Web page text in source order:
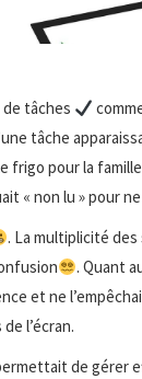
tâches
tâche
pour la
« non lu » pour
. La multiplicité
. Quant
et ne
l’écran.
de gérer